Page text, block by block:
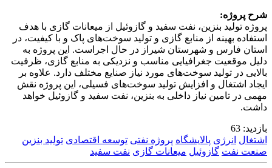
شرح پروژه:
پروژه تولید بنزین، نفت سفید و گازوئیل از میعانات گازی با هدف
استفاده بهینه از منابع گازی و تولید سوخت‌های پاک و با کیفیت، در
استان فارس و شهرستان شیراز در حال اجراست. این پروژه به
دلیل موقعیت جغرافیایی مناسب و نزدیکی به منابع گازی، ظرفیت
بالایی در تولید سوخت‌های مورد نیاز صنایع مختلف دارد. علاوه بر
ایجاد اشتغال و افزایش تولید سوخت‌های فسیلی، این پروژه نقش
مهمی در تامین نیاز داخلی به بنزین، نفت سفید و گازوئیل خواهد
داشت.
بازدید: 63
اشتغال انرژی پالایشگاه پروژه نفتی توسعه اقتصادی تولید بنزین
صنعت نفت گازوئیل میعانات گازی نفت سفید